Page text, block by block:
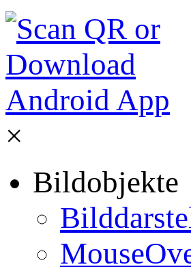
×
Bildobjekte